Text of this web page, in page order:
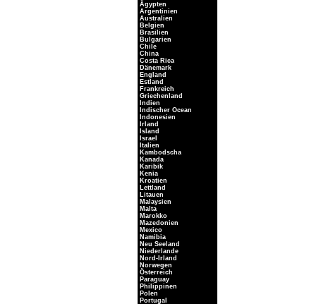
Ägypten
Argentinien
Australien
Belgien
Brasilien
Bulgarien
Chile
China
Costa Rica
Dänemark
England
Estland
Frankreich
Griechenland
Indien
Indischer Ocean
Indonesien
Irland
Island
Israel
Italien
Kambodscha
Kanada
Karibik
Kenia
Kroatien
Lettland
Litauen
Malaysien
Malta
Marokko
Mazedonien
Mexico
Namibia
Neu Seeland
Niederlande
Nord-Irland
Norwegen
Österreich
Paraguay
Philippinen
Polen
Portugal